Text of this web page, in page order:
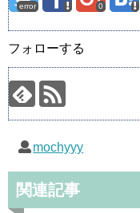
error 0
フォローする
mochyyy
関連記事